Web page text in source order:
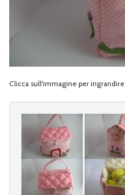
Clicca sull'immagine per ingrandire